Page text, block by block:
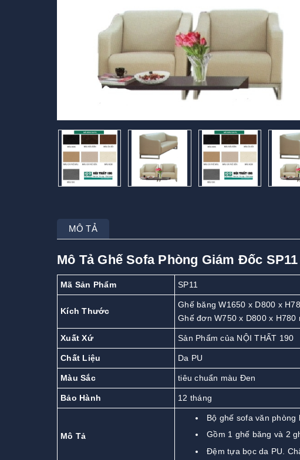
MÔ TẢ
Mô Tả Ghế Sofa Phòng Giám Đốc SP11
Mã Sản Phẩm SP11
Kích Thước
Ghế băng W1650 x D800 x
Ghế đơn W750 x D800 x H780
Xuất Xứ Sản Phẩm của NỘI THẤT 190
Chất Liệu Da PU
Màu Sắc tiêu chuẩn màu Đen
Bảo Hành 12 tháng
Mô Tả
Bộ ghế sofa văn phòng
Gồm 1 ghế băng và 2
Đệm tựa bọc da PU.